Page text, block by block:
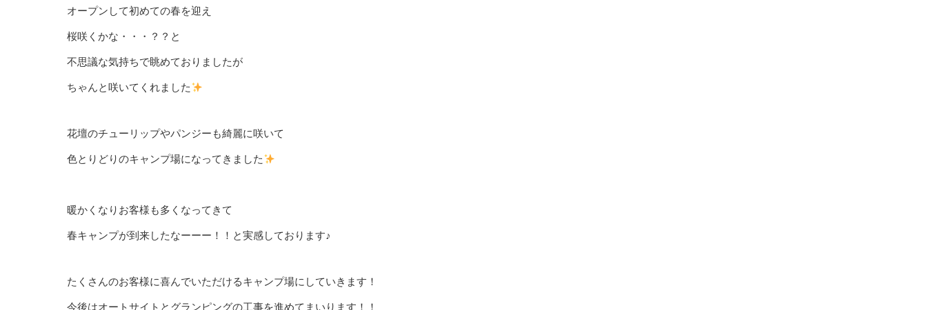
オープンして初めての春を迎え
桜咲くかな・・・？？と
不思議な気持ちで眺めておりましたが
ちゃんと咲いてくれました
花壇のチューリップやパンジーも綺麗に咲いて
色とりどりのキャンプ場になってきました
暖かくなりお客様も多くなってきて
春キャンプが到来したなーーー！！と実感しております♪
たくさんのお客様に喜んでいただけるキャンプ場にしていきます！
今後はオートサイトとグランピングの工事を進めてまいります！！